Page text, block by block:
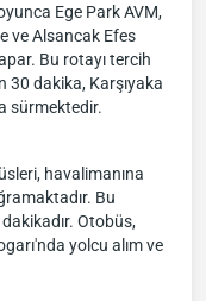
Ege Park AVM,
ve Alsancak Efes
Bu rotayı tercih
30 dakika, Karşıyaka
sürmektedir.
havalimanına
Bu
Otobüs,
yolcu alım ve